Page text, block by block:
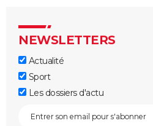
NEWSLETTERS
Actualité
Sport
Les dossiers d'actu